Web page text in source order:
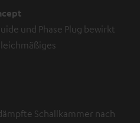
und Phase Plug bewirkt
Schallkammer nach